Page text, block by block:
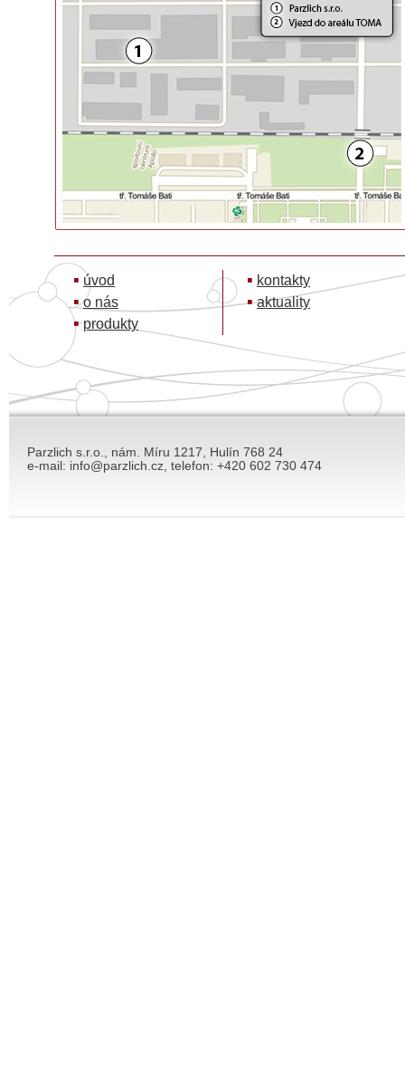
úvod
o nás
produkty
kontakty
aktuality
Parzlich s.r.o., nám. Míru 1217, Hulín 768 24
e-mail: info@parzlich.cz, telefon: +420 602 730 474